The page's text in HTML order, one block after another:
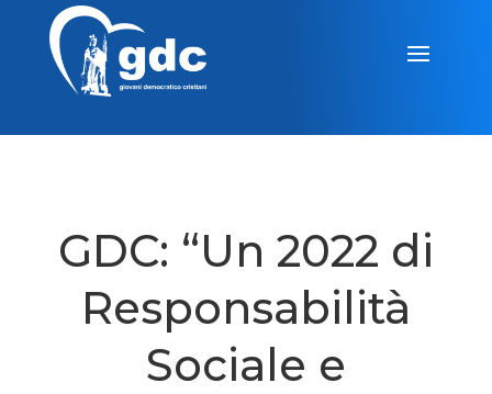
GDC: “Un 2022 di
Responsabilità
Sociale e